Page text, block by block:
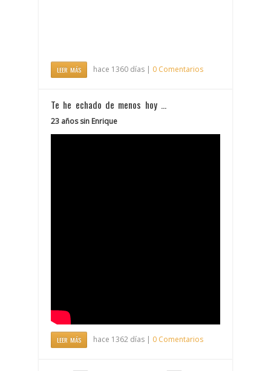
LEER MÁS hace 1360 días | 0 Comentarios
Te he echado de menos hoy …
23 años sin Enrique
LEER MÁS hace 1362 días | 0 Comentarios